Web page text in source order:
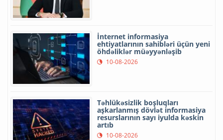
İnternet informasiya
ehtiyatlarının sahibləri üçün yeni
öhdəliklər müəyyənləşib
10-08-2026
Təhlükəsizlik boşluqları
aşkarlanmış dövlət informasiya
resurslarının sayı iyulda kəskin
artıb
10-08-2026